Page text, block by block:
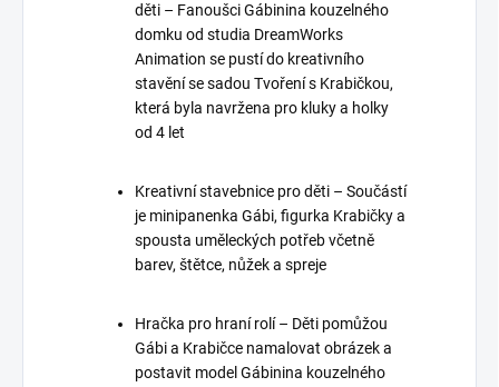
děti – Fanoušci Gábinina kouzelného
domku od studia DreamWorks
Animation se pustí do kreativního
stavění se sadou Tvoření s Krabičkou,
která byla navržena pro kluky a holky
od 4 let
Kreativní stavebnice pro děti – Součástí
je minipanenka Gábi, figurka Krabičky a
spousta uměleckých potřeb včetně
barev, štětce, nůžek a spreje
Hračka pro hraní rolí – Děti pomůžou
Gábi a Krabičce namalovat obrázek a
postavit model Gábinina kouzelného